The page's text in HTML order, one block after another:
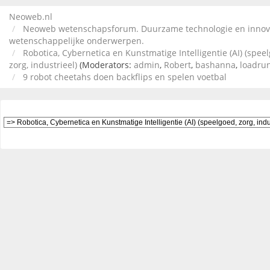
Neoweb.nl
Neoweb wetenschapsforum. Duurzame technologie en
wetenschappelijke onderwerpen.
Robotica, Cybernetica en Kunstmatige Intelligentie (AI)
zorg, industrieel) (Moderators: admin, Robert, bashanna,
9 robot cheetahs doen backflips en spelen voetbal